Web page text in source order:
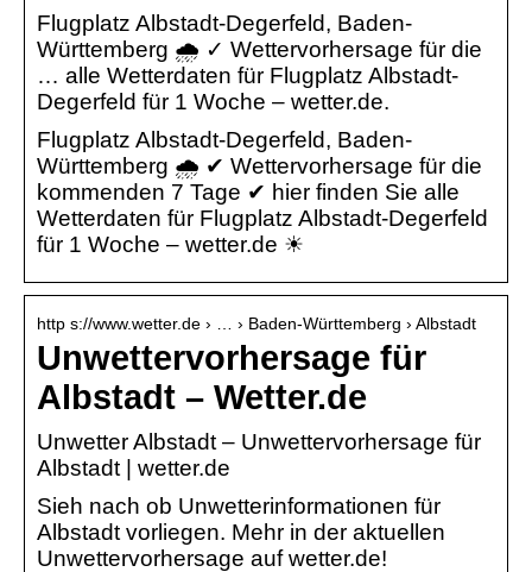
Flugplatz Albstadt-Degerfeld, Baden-
Württemberg 🌧️ ✓ Wettervorhersage für die
… alle Wetterdaten für Flugplatz Albstadt-
Degerfeld für 1 Woche – wetter.de.
Flugplatz Albstadt-Degerfeld, Baden-
Württemberg 🌧️ ✔ Wettervorhersage für die
kommenden 7 Tage ✔ hier finden Sie alle
Wetterdaten für Flugplatz Albstadt-Degerfeld
für 1 Woche – wetter.de ☀
http s://www.wetter.de › … › Baden-Württemberg › Albstadt
Unwettervorhersage für
Albstadt – Wetter.de
Unwetter Albstadt – Unwettervorhersage für
Albstadt | wetter.de
Sieh nach ob Unwetterinformationen für
Albstadt vorliegen. Mehr in der aktuellen
Unwettervorhersage auf wetter.de!